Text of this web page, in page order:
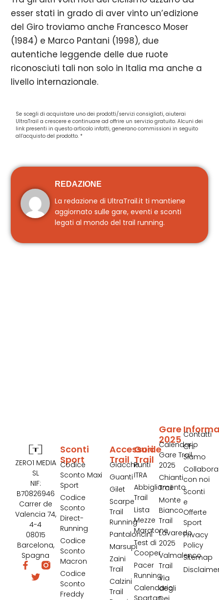
esser stati in grado di aver vinto un’edizione
del Giro troviamo anche Francesco Moser
(1984) e Marco Pantani (1998), due
autentiche leggende delle due ruote
riconosciuti tali non solo in Italia ma anche a
livello internazionale.
Se scegli di acquistare uno dei prodotti/servizi consigliati, aiuterai
UltraTrail a crescere e continuare ad offrire un servizio gratuito. Alcuni dei
link presenti in questo articolo infatti, generano commissioni in seguito
all’acquisto del prodotto. *
REDAZIONE
La redazione di UltraTrail.it ti mantiene
aggiornato sulle gare, eventi e sconti
legati al mondo del trail running.
ZERO1 MEDIA
SL
NIF:
B70826946
Carrer de
Valencia 74,
4-4
08015
Barcelona,
Spagna
Contatti
Chi
Siamo
Collabora
con noi
Sconti
e
Offerte
Sport
Privacy
Policy
Sitemap
Gare
2025
Calendario
Gare Trail
2025
Chianti
Trail
Monte
Bianco
Trail
Lavaredo
2025
Valmalenco
Trail
Via
degli
Guide
Trail
Punti
ITRA
Abbigliamento
Trail
Lista
Mezze
Maratone
Test di
Cooper
Pacer
Running
Calendario
Spartan
Accessori
Trail
Giacche
Guanti
Gilet
Scarpe
Trail
Running
Pantaloncini
Marsupi
Zaini
Trail
Calzini
Trail
Sconti
Sport
Codice
Sconto Maxi
Sport
Codice
Sconto
Direct-
Running
Codice
Sconto
Macron
Codice
Sconto
Freddy